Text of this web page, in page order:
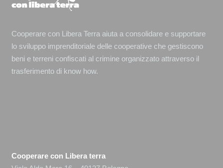
Cooperare con Libera Terra aiuta a consolidare e supportare
lo sviluppo imprenditoriale delle cooperative che gestiscono
beni e terreni confiscati al crimine organizzato attraverso il
trasferimento di know how.
Cooperare con Libera terra